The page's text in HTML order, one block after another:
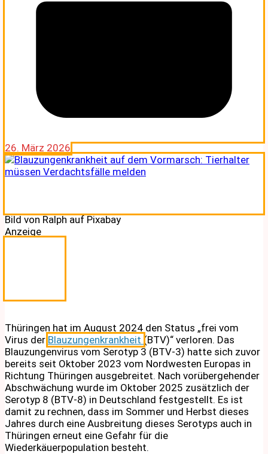
26. März 2026
Bild von Ralph auf Pixabay
Anzeige
Thüringen hat im August 2024 den Status „frei vom
Virus der Blauzungenkrankheit (BTV)“ verloren. Das
Blauzungenvirus vom Serotyp 3 (BTV-3) hatte sich zuvor
bereits seit Oktober 2023 vom Nordwesten Europas in
Richtung Thüringen ausgebreitet. Nach vorübergehender
Abschwächung wurde im Oktober 2025 zusätzlich der
Serotyp 8 (BTV-8) in Deutschland festgestellt. Es ist
damit zu rechnen, dass im Sommer und Herbst dieses
Jahres durch eine Ausbreitung dieses Serotyps auch in
Thüringen erneut eine Gefahr für die
Wiederkäuerpopulation besteht.